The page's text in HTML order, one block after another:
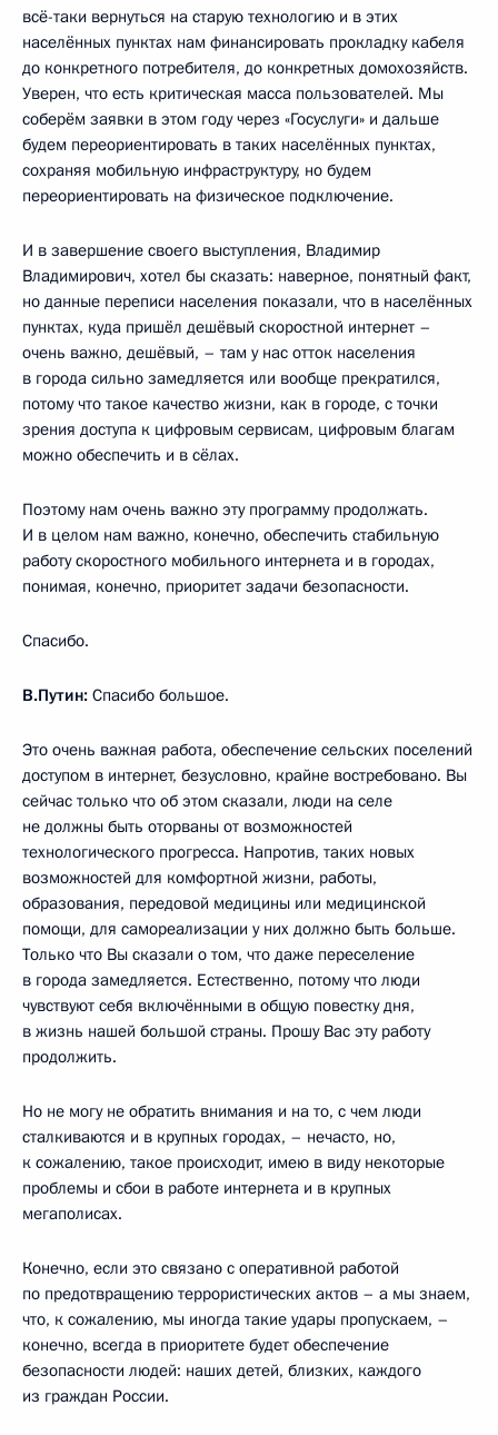
всё-таки вернуться на старую технологию и в этих
населённых пунктах нам финансировать прокладку кабеля
до конкретного потребителя, до конкретных домохозяйств.
Уверен, что есть критическая масса пользователей. Мы
соберём заявки в этом году через «Госуслуги» и дальше
будем переориентировать в таких населённых пунктах,
сохраняя мобильную инфраструктуру, но будем
переориентировать на физическое подключение.
И в завершение своего выступления, Владимир
Владимирович, хотел бы сказать: наверное, понятный факт,
но данные переписи населения показали, что в населённых
пунктах, куда пришёл дешёвый скоростной интернет –
очень важно, дешёвый, – там у нас отток населения
в города сильно замедляется или вообще прекратился,
потому что такое качество жизни, как в городе, с точки
зрения доступа к цифровым сервисам, цифровым благам
можно обеспечить и в сёлах.
Поэтому нам очень важно эту программу продолжать.
И в целом нам важно, конечно, обеспечить стабильную
работу скоростного мобильного интернета и в городах,
понимая, конечно, приоритет задачи безопасности.
Спасибо.
В.Путин: Спасибо большое.
Это очень важная работа, обеспечение сельских поселений
доступом в интернет, безусловно, крайне востребовано. Вы
сейчас только что об этом сказали, люди на селе
не должны быть оторваны от возможностей
технологического прогресса. Напротив, таких новых
возможностей для комфортной жизни, работы,
образования, передовой медицины или медицинской
помощи, для самореализации у них должно быть больше.
Только что Вы сказали о том, что даже переселение
в города замедляется. Естественно, потому что люди
чувствуют себя включёнными в общую повестку дня,
в жизнь нашей большой страны. Прошу Вас эту работу
продолжить.
Но не могу не обратить внимания и на то, с чем люди
сталкиваются и в крупных городах, – нечасто, но,
к сожалению, такое происходит, имею в виду некоторые
проблемы и сбои в работе интернета и в крупных
мегаполисах.
Конечно, если это связано с оперативной работой
по предотвращению террористических актов – а мы знаем,
что, к сожалению, мы иногда такие удары пропускаем, –
конечно, всегда в приоритете будет обеспечение
безопасности людей: наших детей, близких, каждого
из граждан России.